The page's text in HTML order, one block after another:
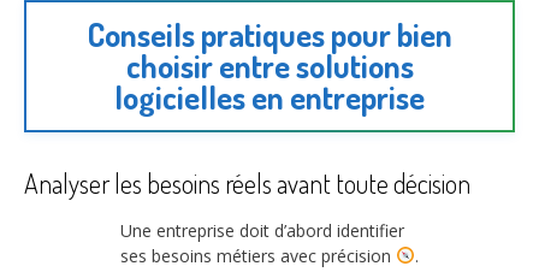
Conseils pratiques pour bien
choisir entre solutions
logicielles en entreprise
Analyser les besoins réels avant toute décision
Une entreprise doit d’abord identifier
ses besoins métiers avec précision
.